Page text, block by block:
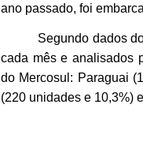
ano passado, foi
Segundo dados
cada mês e analisados
do Mercosul: Paraguai
(220 unidades e 10,3%)